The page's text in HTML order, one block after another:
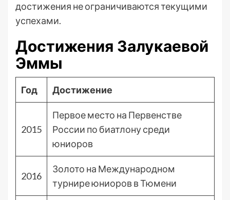
достижения не ограничиваются текущими
успехами.
Достижения Залукаевой
Эммы
Год Достижение
2015
Первое место на Первенстве
России по биатлону среди
юниоров
2016
Золото на Международном
турнире юниоров в Тюмени